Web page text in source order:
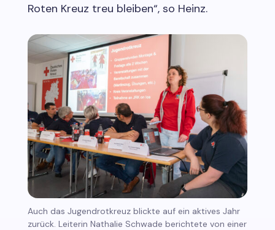
Roten Kreuz treu bleiben“, so Heinz.
Auch das Jugendrotkreuz blickte auf ein aktives Jahr
zurück. Leiterin Nathalie Schwade berichtete von einer